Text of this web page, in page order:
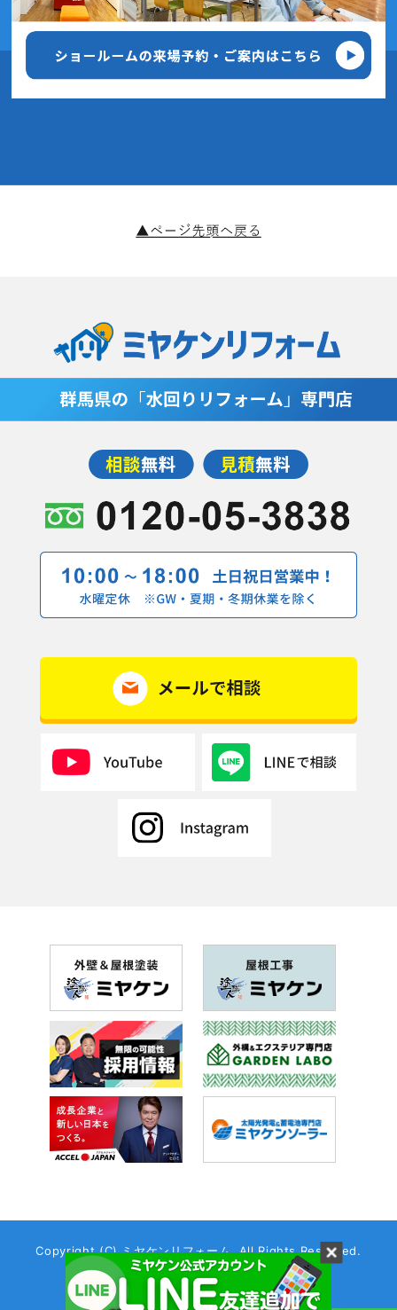
2020年4月(5記事)
2020年3月(6記事)
2019年12月(4記事)
2019年10月(8記事)
2019年9月(14記事)
2019年7月(1記事)
2019年5月(4記事)
2019年4月(9記事)
2019年2月(10記事)
2019年1月(1記事)
2018年12月(5記事)
2018年11月(9記事)
2018年9月(11記事)
2018年7月(20記事)
2018年6月(26記事)
2018年5月(28記事)
2018年4月(28記事)
2018年3月(41記事)
2017年12月(46記事)
Copyright (C) ミヤケンリフォーム. All Rights Reserved.
Created byABABAICo.,Ltd.